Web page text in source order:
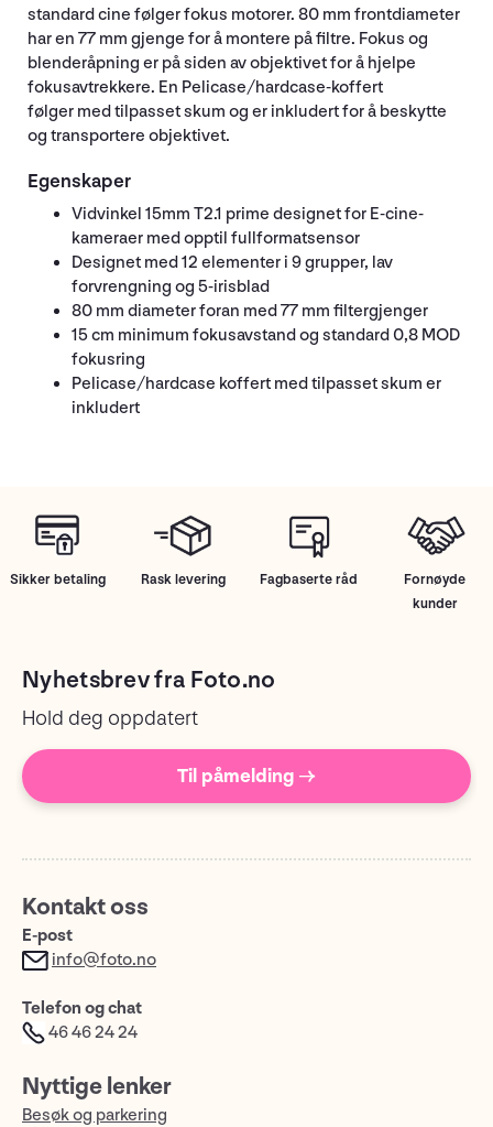
standard cine følger fokus motorer. 80 mm frontdiameter
har en 77 mm gjenge for å montere på filtre. Fokus og
blenderåpning er på siden av objektivet for å hjelpe
fokusavtrekkere. En Pelicase/hardcase-koffert
følger med tilpasset skum og er inkludert for å beskytte
og transportere objektivet.
Egenskaper
Vidvinkel 15mm T2.1 prime designet for E-cine-
kameraer med opptil fullformatsensor
Designet med 12 elementer i 9 grupper, lav
forvrengning og 5-irisblad
80 mm diameter foran med 77 mm filtergjenger
15 cm minimum fokusavstand og standard 0,8 MOD
fokusring
Pelicase/hardcase koffert med tilpasset skum er
inkludert
Sikker betaling Rask levering Fagbaserte råd
Fornøyde
kunder
Nyhetsbrev fra Foto.no
Hold deg oppdatert
Til påmelding →
Kontakt oss
E-post
info@foto.no
Telefon og chat
46 46 24 24
Nyttige lenker
Besøk og parkering